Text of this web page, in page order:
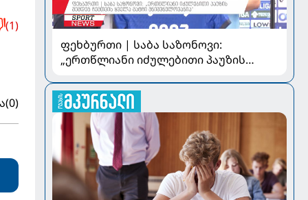
(1)
(0)
ფეხბურთი | საბა საზონოვი:
„ერთწლიანი იძულებითი პაუზის
მნიშვნელოვანია“